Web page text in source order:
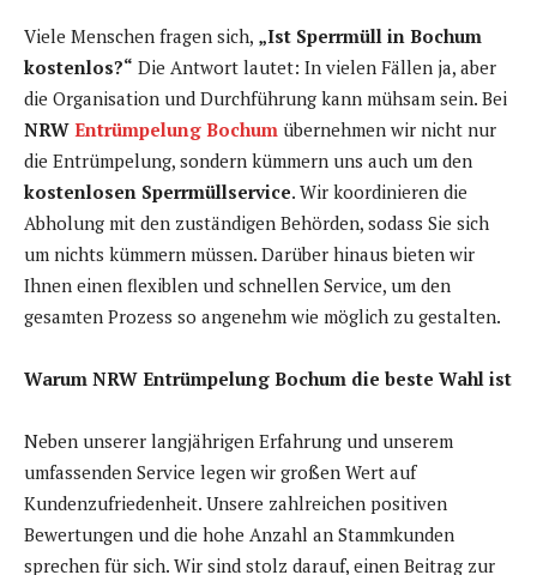
Viele Menschen fragen sich, „Ist Sperrmüll in Bochum
kostenlos?“ Die Antwort lautet: In vielen Fällen ja, aber
die Organisation und Durchführung kann mühsam sein. Bei
NRW Entrümpelung Bochum übernehmen wir nicht nur
die Entrümpelung, sondern kümmern uns auch um den
kostenlosen Sperrmüllservice. Wir koordinieren die
Abholung mit den zuständigen Behörden, sodass Sie sich
um nichts kümmern müssen. Darüber hinaus bieten wir
Ihnen einen flexiblen und schnellen Service, um den
gesamten Prozess so angenehm wie möglich zu gestalten.
Warum NRW Entrümpelung Bochum die beste Wahl ist
Neben unserer langjährigen Erfahrung und unserem
umfassenden Service legen wir großen Wert auf
Kundenzufriedenheit. Unsere zahlreichen positiven
Bewertungen und die hohe Anzahl an Stammkunden
sprechen für sich. Wir sind stolz darauf, einen Beitrag zur